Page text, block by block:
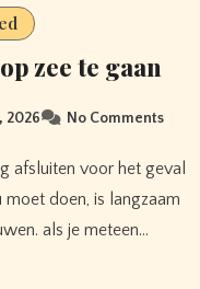
zee te gaan
2026 No Comments
doen, is langzaam
als je meteen…